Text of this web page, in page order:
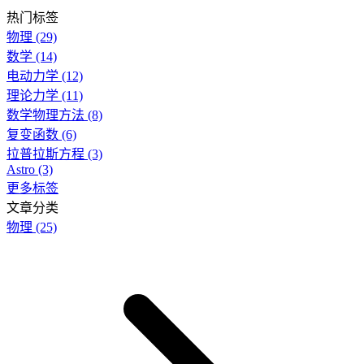
热门标签
物理 (29)
数学 (14)
电动力学 (12)
理论力学 (11)
数学物理方法 (8)
复变函数 (6)
拉普拉斯方程 (3)
Astro (3)
更多标签
文章分类
物理 (25)